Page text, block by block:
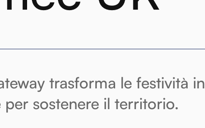
trasforma le festività in
per sostenere il territorio.